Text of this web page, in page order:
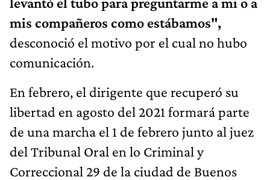
mis compañeros como estábamos",
desconoció el motivo por el cual no hubo
comunicación.
En febrero, el dirigente que recuperó su
libertad en agosto del 2021 formará parte
de una marcha el 1 de febrero junto al juez
del Tribunal Oral en lo Criminal y
Correccional 29 de la ciudad de Buenos